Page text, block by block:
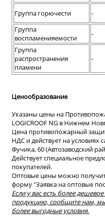
Группа горючести
-
Группа
воспламенияемости
-
Группа
распространения
пламени
-
Ценообразование
Указаны цены на
LOGICROOF NG в Нижнем
Цена противопожарный
НДС и действует на условиях
Фучика, 60 (Автозаводский
Действует специальное
покупателей.
Оптовые цены можно
форму "Заявка на оптовые
Если у вас есть более
продукцию, сообщите нам,
более выгодные условия.